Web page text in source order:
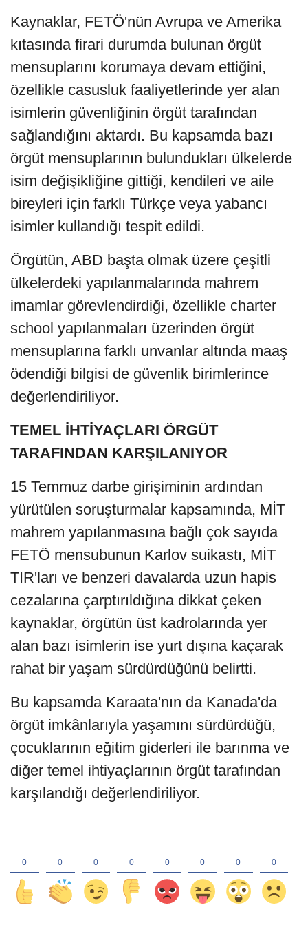
Kaynaklar, FETÖ'nün Avrupa ve Amerika
kıtasında firari durumda bulunan örgüt
mensuplarını korumaya devam ettiğini,
özellikle casusluk faaliyetlerinde yer alan
isimlerin güvenliğinin örgüt tarafından
sağlandığını aktardı. Bu kapsamda bazı
örgüt mensuplarının bulundukları ülkelerde
isim değişikliğine gittiği, kendileri ve aile
bireyleri için farklı Türkçe veya yabancı
isimler kullandığı tespit edildi.
Örgütün, ABD başta olmak üzere çeşitli
ülkelerdeki yapılanmalarında mahrem
imamlar görevlendirdiği, özellikle charter
school yapılanmaları üzerinden örgüt
mensuplarına farklı unvanlar altında maaş
ödendiği bilgisi de güvenlik birimlerince
değerlendiriliyor.
TEMEL İHTİYAÇLARI ÖRGÜT
TARAFINDAN KARŞILANIYOR
15 Temmuz darbe girişiminin ardından
yürütülen soruşturmalar kapsamında, MİT
mahrem yapılanmasına bağlı çok sayıda
FETÖ mensubunun Karlov suikastı, MİT
TIR'ları ve benzeri davalarda uzun hapis
cezalarına çarptırıldığına dikkat çeken
kaynaklar, örgütün üst kadrolarında yer
alan bazı isimlerin ise yurt dışına kaçarak
rahat bir yaşam sürdürdüğünü belirtti.
Bu kapsamda Karaata'nın da Kanada'da
örgüt imkânlarıyla yaşamını sürdürdüğü,
çocuklarının eğitim giderleri ile barınma ve
diğer temel ihtiyaçlarının örgüt tarafından
karşılandığı değerlendiriliyor.